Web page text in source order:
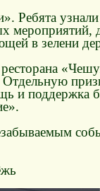
Ребята
мероприятий,
в зелени
и поддержка